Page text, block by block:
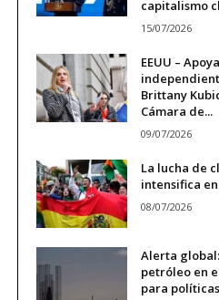
capitalismo
15/07/2026
EEUU –
Brittany
Cámara de...
09/07/2026
La lucha de
intensifica
08/07/2026
Alerta
petróleo en
para